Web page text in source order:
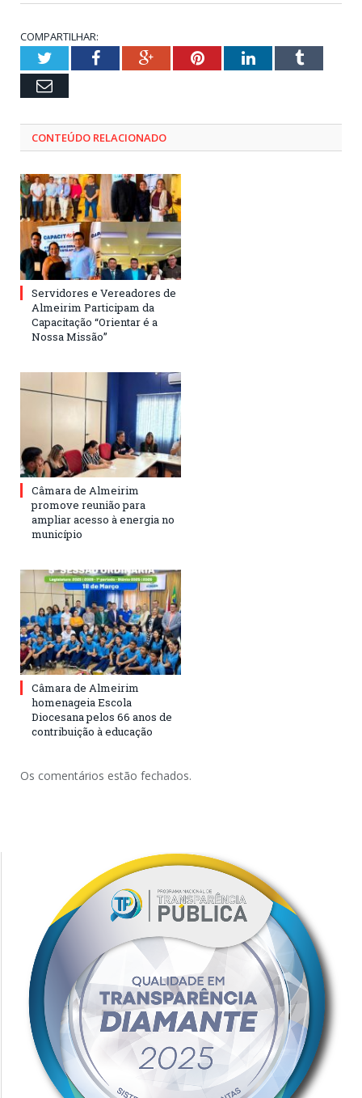
COMPARTILHAR:
TwitterFacebookGoogle+PinterestLinkedInTumblr
Email
CONTEÚDO RELACIONADO
Servidores e Vereadores de
Almeirim Participam da
Capacitação “Orientar é a
Nossa Missão”
Câmara de Almeirim
promove reunião para
ampliar acesso à energia no
município
Câmara de Almeirim
homenageia Escola
Diocesana pelos 66 anos de
contribuição à educação
Os comentários estão fechados.